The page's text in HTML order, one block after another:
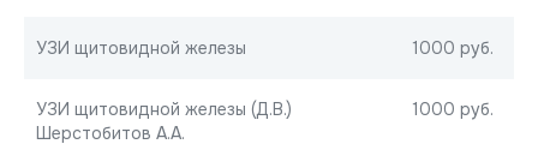
УЗИ щитовидной железы 1000 руб.
УЗИ щитовидной железы (Д.В.)
Шерстобитов А.А.
1000 руб.